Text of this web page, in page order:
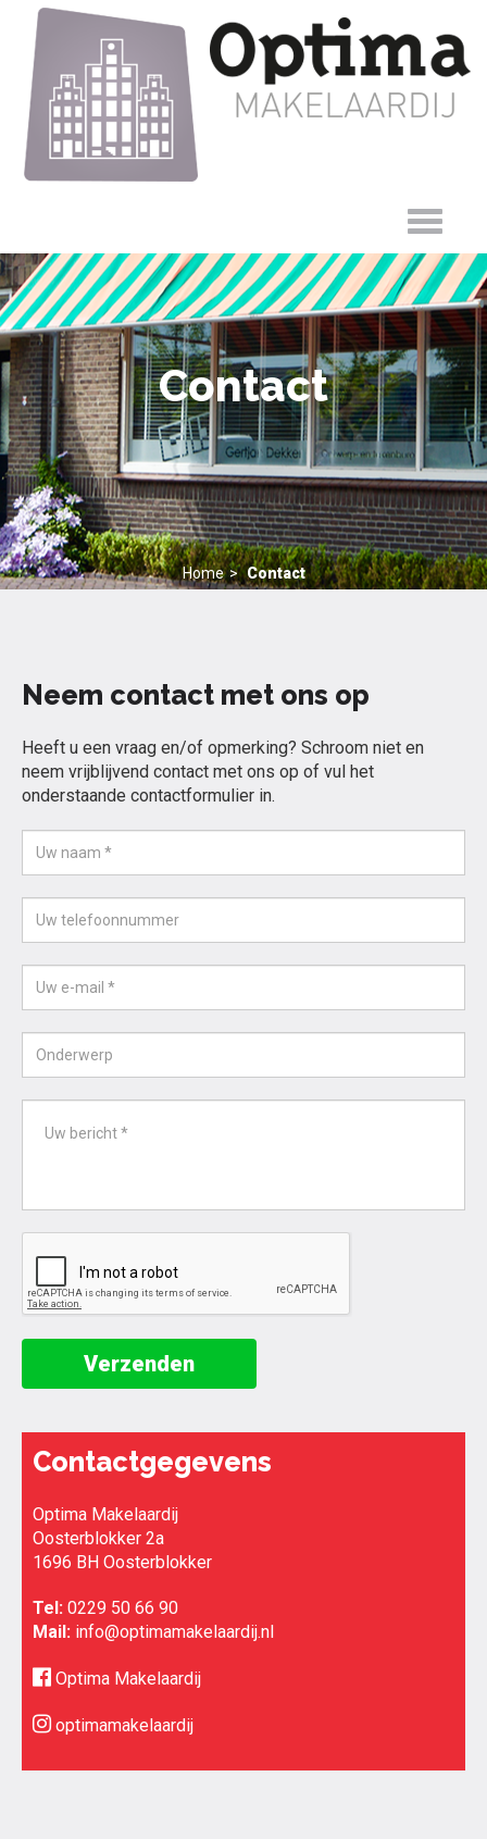
Contact
Home Contact
Neem contact met ons op
Heeft u een vraag en/of opmerking? Schroom niet en
neem vrijblijvend contact met ons op of vul het
onderstaande contactformulier in.
Verzenden
Contactgegevens
Optima Makelaardij
Oosterblokker 2a
1696 BH Oosterblokker
Tel: 0229 50 66 90
Mail: info@optimamakelaardij.nl
Optima Makelaardij
optimamakelaardij